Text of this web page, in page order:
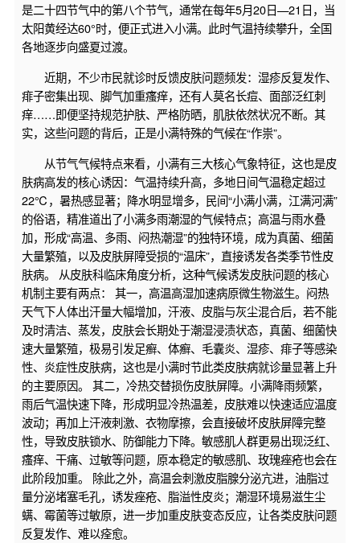
是二十四节气中的第八个节气，通常在每年5月20日—21日，当
太阳黄经达60°时，便正式进入小满。此时气温持续攀升，全国
各地逐步向盛夏过渡。
近期，不少市民就诊时反馈皮肤问题频发：湿疹反复发作、
痱子密集出现、脚气加重瘙痒，还有人莫名长痘、面部泛红刺
痒……即便坚持规范护肤、严格防晒，肌肤依然状况不断。其
实，这些问题的背后，正是小满特殊的气候在“作祟”。
从节气气候特点来看，小满有三大核心气象特征，这也是皮
肤病高发的核心诱因：气温持续升高，多地日间气温稳定超过
22℃，暑热感显著；降水明显增多，民间“小满小满，江满河满”
的俗语，精准道出了小满多雨潮湿的气候特点；高温与雨水叠
加，形成“高温、多雨、闷热潮湿”的独特环境，成为真菌、细菌
大量繁殖，以及皮肤屏障受损的“温床”，直接诱发各类季节性皮
肤病。 从皮肤科临床角度分析，这种气候诱发皮肤问题的核心
机制主要有两点： 其一，高温高湿加速病原微生物滋生。闷热
天气下人体出汗量大幅增加，汗液、皮脂与灰尘混合后，若不能
及时清洁、蒸发，皮肤会长期处于潮湿浸渍状态，真菌、细菌快
速大量繁殖，极易引发足癣、体癣、毛囊炎、湿疹、痱子等感染
性、炎症性皮肤病，这也是小满时节此类皮肤病就诊量显著上升
的主要原因。 其二，冷热交替损伤皮肤屏障。小满降雨频繁，
雨后气温快速下降，形成明显冷热温差，皮肤难以快速适应温度
波动；再加上汗液刺激、衣物摩擦，会直接破坏皮肤屏障完整
性，导致皮肤锁水、防御能力下降。敏感肌人群更易出现泛红、
瘙痒、干痛、过敏等问题，原本稳定的敏感肌、玫瑰痤疮也会在
此阶段加重。 除此之外，高温会刺激皮脂腺分泌亢进，油脂过
量分泌堵塞毛孔，诱发痤疮、脂溢性皮炎；潮湿环境易滋生尘
螨、霉菌等过敏原，进一步加重皮肤变态反应，让各类皮肤问题
反复发作、难以痊愈。